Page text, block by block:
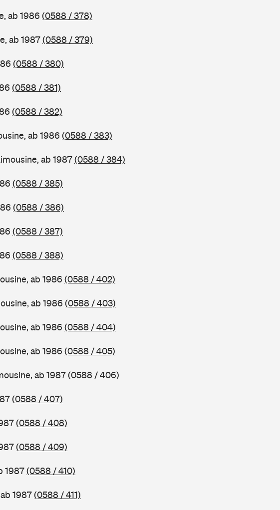
ab 1986 (0588 / 378)
ab 1987(0588 / 379)
(0588 / 380)
(0588 / 381)
(0588 / 382)
ab 1986 (0588 / 383)
ab 1987(0588 / 384)
(0588 / 385)
(0588 / 386)
(0588 / 387)
(0588 / 388)
ab 1986 (0588 / 402)
ab 1986 (0588 / 403)
ab 1986 (0588 / 404)
ab 1986 (0588 / 405)
ab 1987(0588 / 406)
(0588 / 407)
(0588 / 408)
(0588 / 409)
1987(0588 / 410)
1987(0588 / 411)